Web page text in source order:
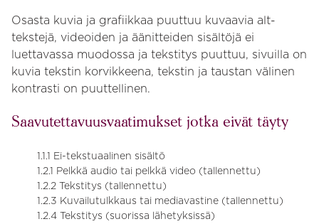
Osasta kuvia ja grafiikkaa puuttuu kuvaavia alt-
tekstejä, videoiden ja äänitteiden sisältöjä ei
luettavassa muodossa ja tekstitys puuttuu, sivuilla on
kuvia tekstin korvikkeena, tekstin ja taustan välinen
kontrasti on puuttellinen.
Saavutettavuusvaatimukset jotka eivät täyty
1.1.1 Ei-tekstuaalinen sisältö
1.2.1 Pelkkä audio tai pelkkä video (tallennettu)
1.2.2 Tekstitys (tallennettu)
1.2.3 Kuvailutulkkaus tai mediavastine (tallennettu)
1.2.4 Tekstitys (suorissa lähetyksissä)